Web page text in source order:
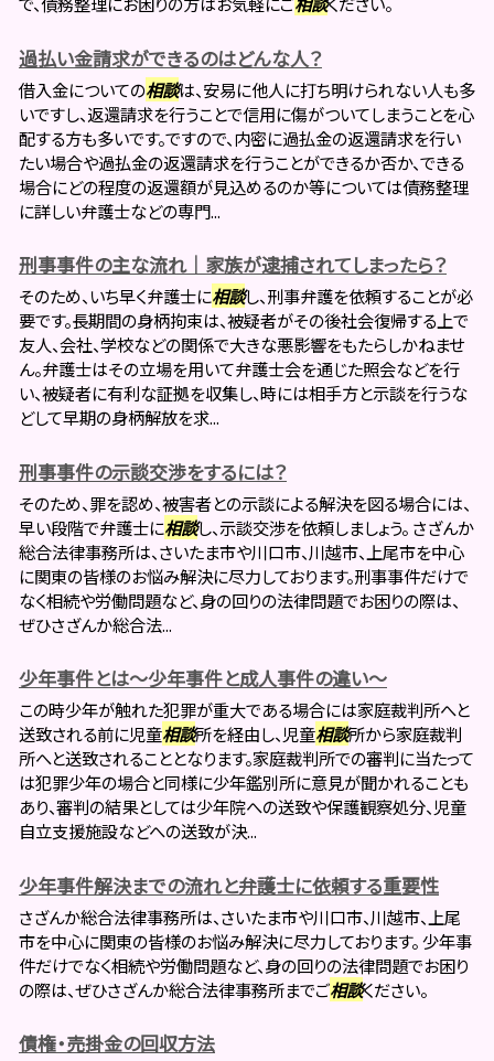
過払い金請求ができるのはどんな人？
借入金についての相談は、安易に他人に打ち明けられない人も多
いですし、返還請求を行うことで信用に傷がついてしまうことを心
配する方も多いです。ですので、内密に過払金の返還請求を行い
たい場合や過払金の返還請求を行うことができるか否か、できる
場合にどの程度の返還額が見込めるのか等については債務整理
に詳しい弁護士などの専門...
刑事事件の主な流れ｜家族が逮捕されてしまったら？
そのため、いち早く弁護士に相談し、刑事弁護を依頼することが必
要です。長期間の身柄拘束は、被疑者がその後社会復帰する上で
友人、会社、学校などの関係で大きな悪影響をもたらしかねませ
ん。弁護士はその立場を用いて弁護士会を通じた照会などを行
い、被疑者に有利な証拠を収集し、時には相手方と示談を行うな
どして早期の身柄解放を求...
刑事事件の示談交渉をするには？
そのため、罪を認め、被害者との示談による解決を図る場合には、
早い段階で弁護士に相談し、示談交渉を依頼しましょう。 さざんか
総合法律事務所は、さいたま市や川口市、川越市、上尾市を中心
に関東の皆様のお悩み解決に尽力しております。刑事事件だけで
なく相続や労働問題など、身の回りの法律問題でお困りの際は、
ぜひさざんか総合法...
少年事件とは～少年事件と成人事件の違い～
この時少年が触れた犯罪が重大である場合には家庭裁判所へと
送致される前に児童相談所を経由し、児童相談所から家庭裁判
所へと送致されることとなります。家庭裁判所での審判に当たって
は犯罪少年の場合と同様に少年鑑別所に意見が聞かれることも
あり、審判の結果としては少年院への送致や保護観察処分、児童
自立支援施設などへの送致が決...
少年事件解決までの流れと弁護士に依頼する重要性
さざんか総合法律事務所は、さいたま市や川口市、川越市、上尾
市を中心に関東の皆様のお悩み解決に尽力しております。 少年事
件だけでなく相続や労働問題など、身の回りの法律問題でお困り
の際は、ぜひさざんか総合法律事務所までご相談ください。
債権・売掛金の回収方法